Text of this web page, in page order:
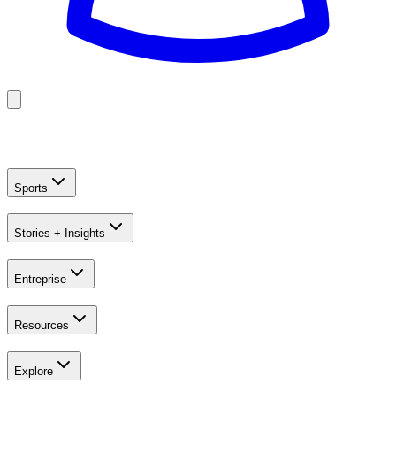
Sports
Stories + Insights
Entreprise
Resources
Explore